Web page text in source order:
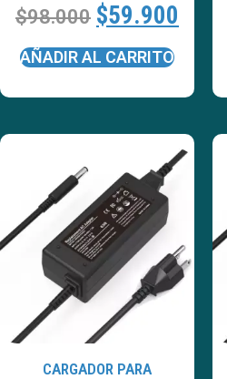
$98.000 $59.900
AÑADIR AL CARRITO
CARGADOR PARA